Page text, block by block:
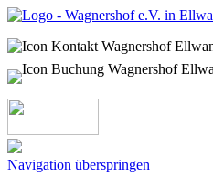
Navigation überspringen